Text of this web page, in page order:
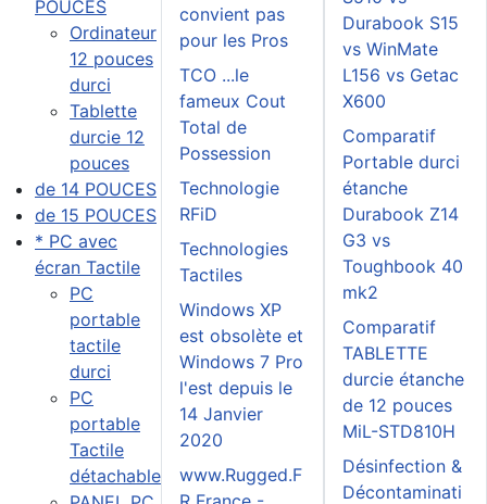
POUCES
Ordinateur
12 pouces
durci
Tablette
durcie 12
pouces
de 14 POUCES
de 15 POUCES
* PC avec
écran Tactile
PC
portable
tactile
durci
PC
portable
Tactile
détachable
convient pas
pour les Pros
TCO ...le
fameux Cout
Total de
Possession
Technologie
RFiD
Technologies
Tactiles
Windows XP
est obsolète et
Windows 7 Pro
l'est depuis le
14 Janvier
2020
www.Rugged.F
Durabook S15
vs WinMate
L156 vs Getac
X600
Comparatif
Portable durci
étanche
Durabook Z14
G3 vs
Toughbook 40
mk2
Comparatif
TABLETTE
durcie étanche
de 12 pouces
MiL-STD810H
Désinfection &
Décontaminati